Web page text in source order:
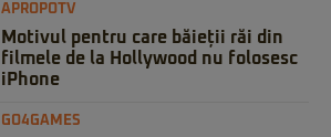
APROPOTV
Motivul pentru care băieții răi din
filmele de la Hollywood nu folosesc
iPhone
GO4GAMES